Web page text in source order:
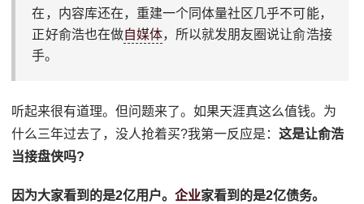
在，内容库还在，重建一个同体量社区几乎不可能，
正好俞浩也在做自媒体，所以就发朋友圈说让俞浩接
手。
听起来很有道理。但问题来了。如果天涯真这么值钱。为
什么三年过去了，没人抢着买?我第一反应是：这是让俞浩
当接盘侠吗?
因为大家看到的是2亿用户。企业家看到的是2亿债务。